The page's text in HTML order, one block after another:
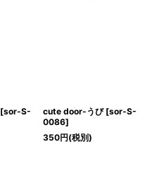
[sor-S-
cute door-うび [sor-S-
0086]
350円(税別)